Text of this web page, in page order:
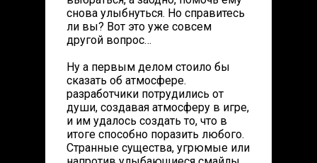
снова улыбнуться. Но справитесь
ли вы? Вот это уже совсем
другой вопрос…
Ну а первым делом стоило бы
сказать об атмосфере.
разработчики потрудились от
души, создавая атмосферу в игре,
и им удалось создать то, что в
итоге способно поразить любого.
Странные существа, угрюмые или